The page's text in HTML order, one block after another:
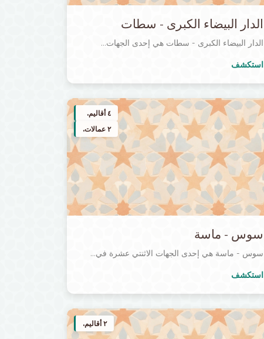
الدار البيضاء الكبرى - سطات
الدار البيضاء الكبرى - سطات هي إحدى الجهات...
استكشف
٤ أقاليم.
٢ عمالات.
سوس - ماسة
سوس - ماسة هي إحدى الجهات الاثنتي عشرة في...
استكشف
٢ أقاليم.